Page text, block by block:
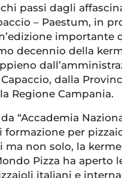
passi dagli
– Paestum, in
importante
decennio della
dalla
Regione Campania.
“Accademia
formazione per
ma non solo, la
Pizza ha aperto
italiani e